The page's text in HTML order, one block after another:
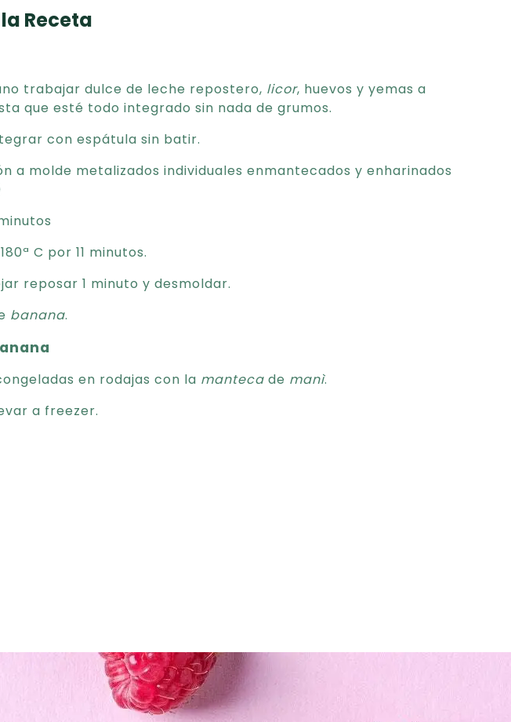
Receta
trabajar dulce de leche repostero, licor, huevos y yemas a
que esté todo integrado sin nada de grumos.
con espátula sin batir.
a molde metalizados individuales enmantecados y enharinados
C por 11 minutos.
reposar 1 minuto y desmoldar.
banana.
en rodajas con la manteca de manì.
a freezer.